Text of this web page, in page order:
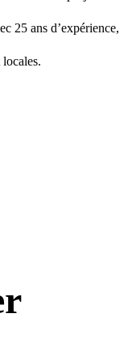
25 ans d’expérience,